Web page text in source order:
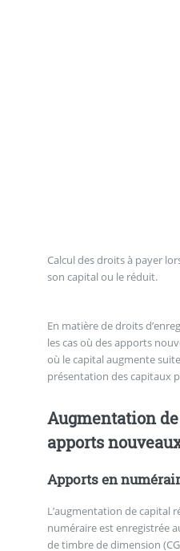
Calcul des droits à payer
son capital ou le réduit.
En matière de droits
les cas où des apports
où le capital augmente
présentation des capitaux
Augmentation
apports
Apports en
L’augmentation de capital
numéraire est enregistrée
de timbre de dimension